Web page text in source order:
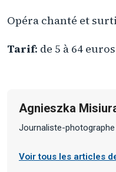
Opéra chanté et
Tarif: de 5 à 64 euros
Agnieszka
Journaliste-
Voir tous les articles